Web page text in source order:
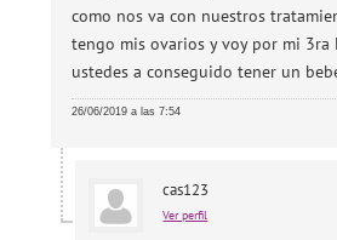
como nos va con nuestros
tengo mis ovarios y voy por mi 3ra
ustedes a conseguido tener un
26/06/2019 a las 7:54
cas123
Ver perfil